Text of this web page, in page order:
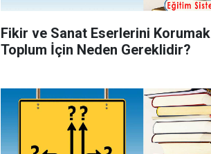
Fikir ve Sanat Eserlerini Korumak
Toplum İçin Neden Gereklidir?